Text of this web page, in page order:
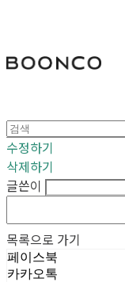
수정하기
삭제하기
글쓴이
목록으로 가기
페이스북
카카오톡